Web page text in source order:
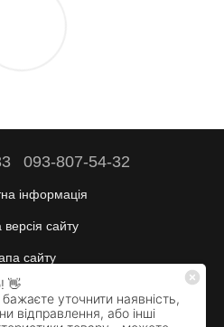
093-807-54-32
інформація
сайту
сайту
10:00–17:00